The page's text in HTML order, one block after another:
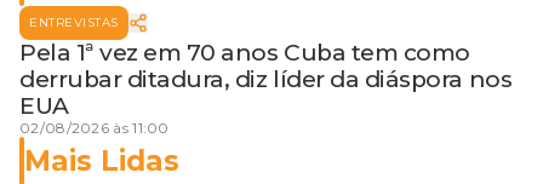
ENTREVISTAS
Pela 1ª vez em 70 anos Cuba tem como
derrubar ditadura, diz líder da diáspora nos
EUA
02/08/2026 às 11:00
Mais Lidas